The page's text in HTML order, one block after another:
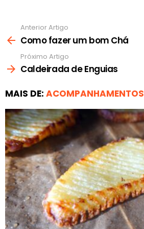
mais
Anterior Artigo
Como fazer um bom Chá
Próximo Artigo
Caldeirada de Enguias
MAIS DE: ACOMPANHAMENTOS